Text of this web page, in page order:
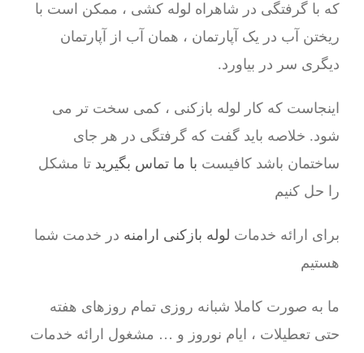
که با گرفتگی در شاهراه لوله کشی ، ممکن است با
ریختن آب در یک آپارتمان ، همان آب از آپارتمان
دیگری سر در بیاورد.
اینجاست که کار لوله بازکنی ، کمی سخت تر می
شود. خلاصه باید گفت که گرفتگی در هر جای
ساختمان باشد کافیست با ما تماس بگیرید تا مشکل
را حل کنیم
برای ارائه خدمات لوله بازکنی ارامنه در خدمت شما
هستیم
ما به صورت کاملا شبانه روزی تمام روزهای هفته
حتی تعطیلات ، ایام نوروز و … مشغول ارائه خدمات